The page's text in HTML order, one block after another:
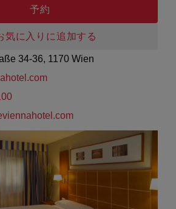
予約
気に入りに追加する
34-36, 1170 Wien